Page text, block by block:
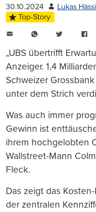
30.10.2024 Lukas
Top-Story
WhatsAppTwitter
„UBS übertrifft
Anzeiger. 1,4
Schweizer
unter dem Strich
Was auch immer
Gewinn ist
ihrem hochgelobten
Wallstreet-Mann
Fleck.
Das zeigt das
der zentralen